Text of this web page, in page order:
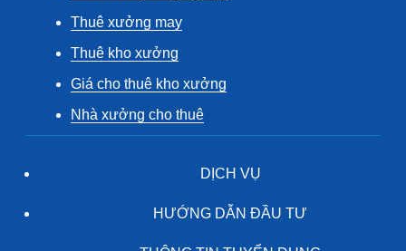
Thuê xưởng may
Thuê kho xưởng
Giá cho thuê kho xưởng
Nhà xưởng cho thuê
DỊCH VỤ
HƯỚNG DẪN ĐẦU TƯ